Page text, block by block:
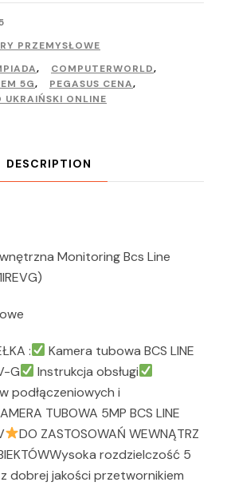
PRZEMYSŁOWE
, COMPUTERWORLD,
5G, PEGASUS CENA,
ONLINE
DESCRIPTION
Monitoring Bcs Line
:
Kamera tubowa BCS LINE
G
Instrukcja obsługi
podłączeniowych i
TUBOWA 5MP BCS LINE
DO ZASTOSOWAŃ WEWNĄTRZ
rozdzielczość 5
dobrej jakości przetwornikiem